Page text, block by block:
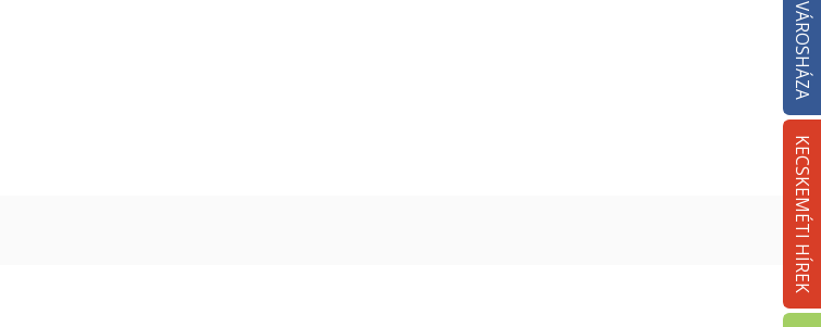
VÁROSHÁZA
KECSKEMÉTI HÍREK